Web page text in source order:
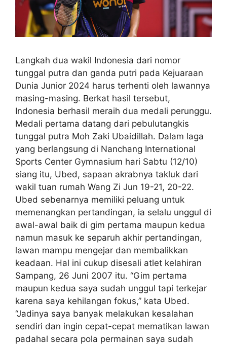
Langkah dua wakil Indonesia dari nomor
tunggal putra dan ganda putri pada Kejuaraan
Dunia Junior 2024 harus terhenti oleh lawannya
masing-masing. Berkat hasil tersebut,
Indonesia berhasil meraih dua medali perunggu.
Medali pertama datang dari pebulutangkis
tunggal putra Moh Zaki Ubaidillah. Dalam laga
yang berlangsung di Nanchang International
Sports Center Gymnasium hari Sabtu (12/10)
siang itu, Ubed, sapaan akrabnya takluk dari
wakil tuan rumah Wang Zi Jun 19-21, 20-22.
Ubed sebenarnya memiliki peluang untuk
memenangkan pertandingan, ia selalu unggul di
awal-awal baik di gim pertama maupun kedua
namun masuk ke separuh akhir pertandingan,
lawan mampu mengejar dan membalikkan
keadaan. Hal ini cukup disesali atlet kelahiran
Sampang, 26 Juni 2007 itu. “Gim pertama
maupun kedua saya sudah unggul tapi terkejar
karena saya kehilangan fokus,” kata Ubed.
“Jadinya saya banyak melakukan kesalahan
sendiri dan ingin cepat-cepat mematikan lawan
padahal secara pola permainan saya sudah